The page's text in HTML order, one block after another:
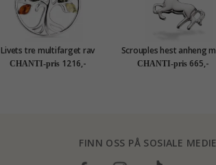
Livets tre multifarget rav
halskjede med anheng i
sølv med anheng i sølv
CHANTI-pris 1216,-
Scrouples hest anheng
kjede i sølv
CHANTI-pris 665,-
FINN OSS PÅ SOSIALE